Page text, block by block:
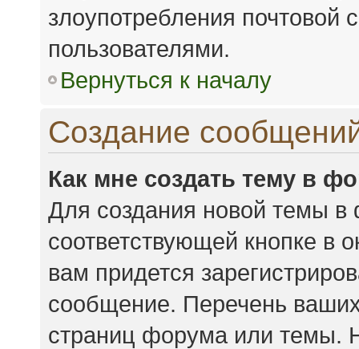
злоупотребления
пользователями.
Вернуться к началу
Создание
Как мне создать тему в
Для создания новой темы
соответствующей кнопке
вам придется
сообщение. Перечень
страниц форума или темы.